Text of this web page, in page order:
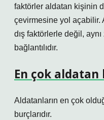
faktörler aldatan kişinin
çevirmesine yol açabilir.
dış faktörlerle değil,
bağlantılıdır.
En çok
Aldatanların en çok
burçlarıdır.